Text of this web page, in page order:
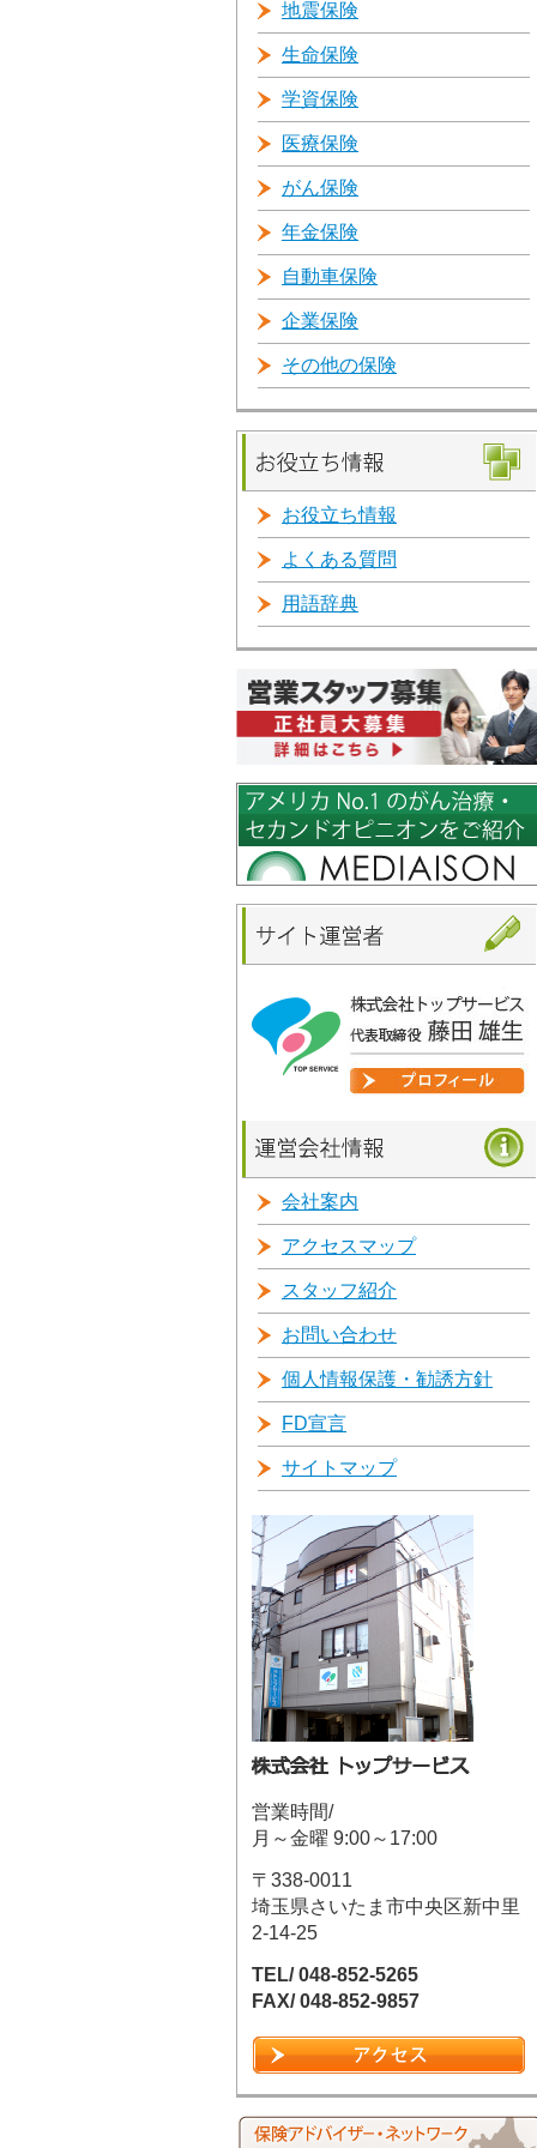
地震保険
生命保険
学資保険
医療保険
がん保険
年金保険
自動車保険
企業保険
その他の保険
お役立ち情報
よくある質問
用語辞典
会社案内
アクセスマップ
スタッフ紹介
お問い合わせ
個人情報保護・勧誘方針
FD宣言
サイトマップ
営業時間/
月～金曜 9:00～17:00
〒338-0011
埼玉県さいたま市中央区新中里
2-14-25
TEL/ 048-852-5265
FAX/ 048-852-9857